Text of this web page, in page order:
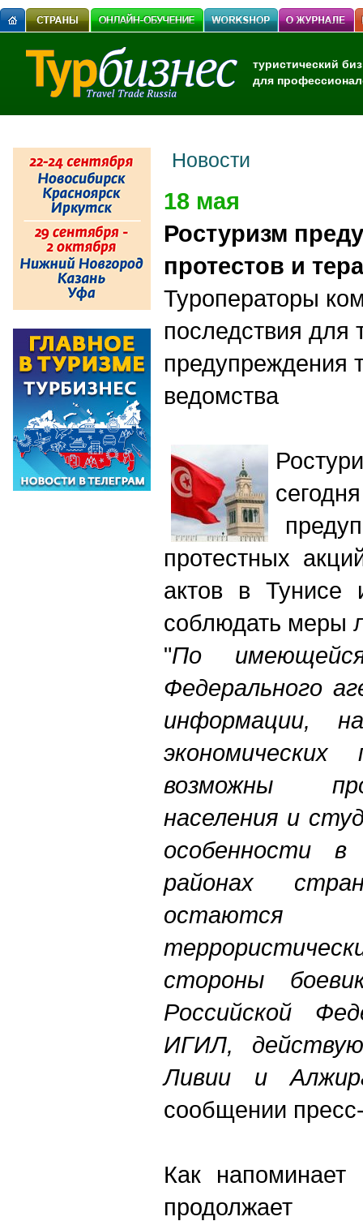
туристический
для
Новости
18 мая
Ростуризм
протестов и
Туроператоры
последствия для
предупреждения
ведомства
протестных
актов в Тунисе
соблюдать меры
"По
Федерального
информации,
возможны
населения и
особенности
районах
остаются
стороны
Российской
ИГИЛ,
Ливии и
сообщении
Как напоминает